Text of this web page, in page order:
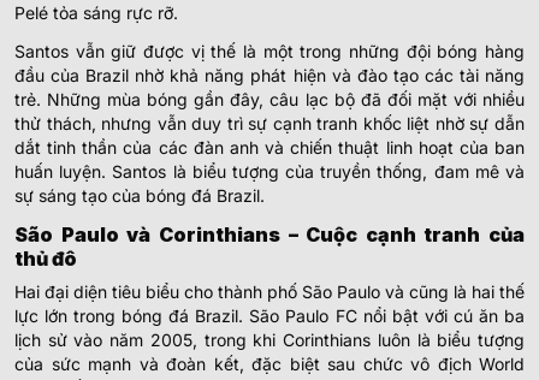
Pelé tỏa sáng rực rỡ.
Santos vẫn giữ được vị thế là một trong những đội bóng hàng
đầu của Brazil nhờ khả năng phát hiện và đào tạo các tài năng
trẻ. Những mùa bóng gần đây, câu lạc bộ đã đối mặt với nhiều
thử thách, nhưng vẫn duy trì sự cạnh tranh khốc liệt nhờ sự dẫn
dắt tinh thần của các đàn anh và chiến thuật linh hoạt của ban
huấn luyện. Santos là biểu tượng của truyền thống, đam mê và
sự sáng tạo của bóng đá Brazil.
São Paulo và Corinthians – Cuộc cạnh tranh của
thủ đô
Hai đại diện tiêu biểu cho thành phố São Paulo và cũng là hai thế
lực lớn trong bóng đá Brazil. São Paulo FC nổi bật với cú ăn ba
lịch sử vào năm 2005, trong khi Corinthians luôn là biểu tượng
của sức mạnh và đoàn kết, đặc biệt sau chức vô địch World